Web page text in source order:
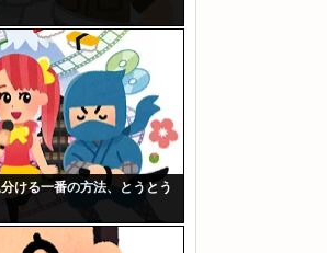
ける一番の方法、とうとう